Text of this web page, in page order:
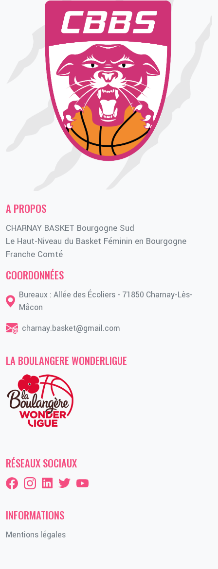
A PROPOS
CHARNAY BASKET Bourgogne Sud
Le Haut-Niveau du Basket Féminin en Bourgogne
Franche Comté
COORDONNÉES
Bureaux : Allée des Écoliers - 71850 Charnay-Lès-
Mâcon
charnay.basket@gmail.com
LA BOULANGERE WONDERLIGUE
RÉSEAUX SOCIAUX
INFORMATIONS
Mentions légales